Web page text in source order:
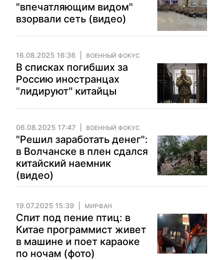
"впечатляющим видом"
взорвали сеть (видео)
16.08.2025 16:36 ВОЕННЫЙ ФОКУС
В списках погибших за
Россию иностранцах
"лидируют" китайцы
06.08.2025 17:47 ВОЕННЫЙ ФОКУС
"Решил заработать денег":
в Волчанске в плен сдался
китайский наемник
(видео)
19.07.2025 15:39 МИРФАН
Спит под пение птиц: в
Китае программист живет
в машине и поет караоке
по ночам (фото)